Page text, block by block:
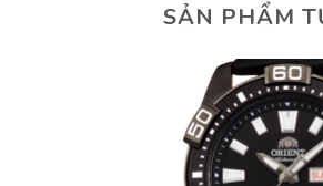
SẢN PHẨM